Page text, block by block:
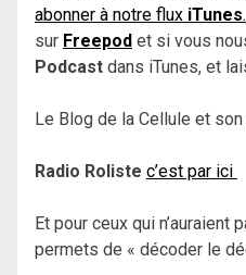
abonner à notre flux iTunes.
sur Freepod et si vous
Podcast dans iTunes, et
Le Blog de la Cellule et
Radio Roliste c’est par ici
Et pour ceux qui n’auraient
permets de « décoder le